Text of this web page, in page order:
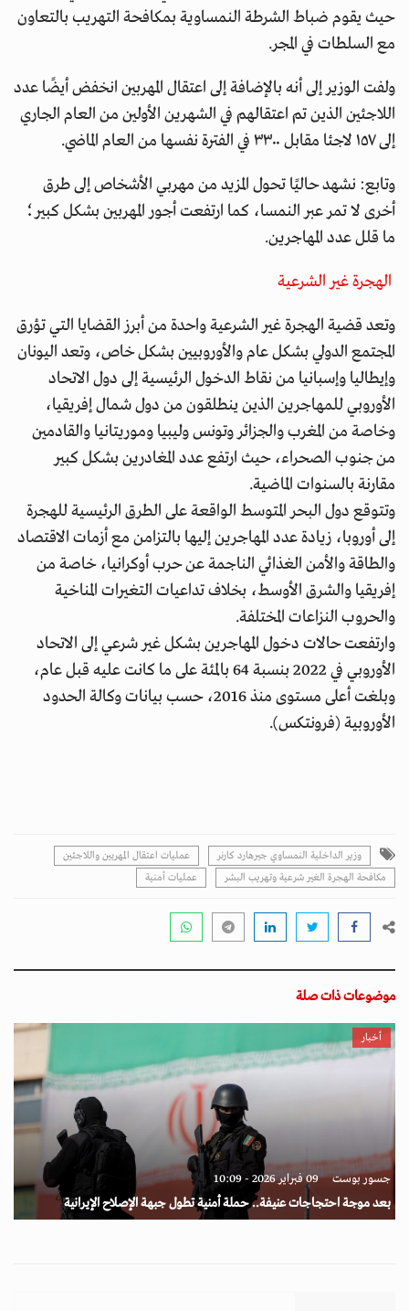
حيث يقوم ضباط الشرطة النمساوية بمكافحة التهريب بالتعاون
مع السلطات في المجر.
ولفت الوزير إلى أنه بالإضافة إلى اعتقال المهربين انخفض أيضًا عدد
اللاجئين الذين تم اعتقالهم في الشهرين الأولين من العام الجاري
إلى ١٥٧ لاجئا مقابل ٣٣٠٠ في الفترة نفسها من العام الماضي.
وتابع: نشهد حاليًا تحول المزيد من مهربي الأشخاص إلى طرق
أخرى لا تمر عبر النمسا، كما ارتفعت أجور المهربين بشكل كبير؛
ما قلل عدد المهاجرين.
الهجرة غير الشرعية
وتعد قضية الهجرة غير الشرعية واحدة من أبرز القضايا التي تؤرق
المجتمع الدولي بشكل عام والأوروبيين بشكل خاص، وتعد اليونان
وإيطاليا وإسبانيا من نقاط الدخول الرئيسية إلى دول الاتحاد
الأوروبي للمهاجرين الذين ينطلقون من دول شمال إفريقيا،
وخاصة من المغرب والجزائر وتونس وليبيا وموريتانيا والقادمين
من جنوب الصحراء، حيث ارتفع عدد المغادرين بشكل كبير
مقارنة بالسنوات الماضية.
وتتوقع دول البحر المتوسط الواقعة على الطرق الرئيسية للهجرة
إلى أوروبا، زيادة عدد المهاجرين إليها بالتزامن مع أزمات الاقتصاد
والطاقة والأمن الغذائي الناجمة عن حرب أوكرانيا، خاصة من
إفريقيا والشرق الأوسط، بخلاف تداعيات التغيرات المناخية
والحروب النزاعات المختلفة.
وارتفعت حالات دخول المهاجرين بشكل غير شرعي إلى الاتحاد
الأوروبي في 2022 بنسبة 64 بالمئة على ما كانت عليه قبل عام،
وبلغت أعلى مستوى منذ 2016، حسب بيانات وكالة الحدود
الأوروبية (فرونتكس).
وزير الداخلية النمساوي جيرهارد كارنر
عمليات اعتقال المهربين واللاجئين
مكافحة الهجرة الغير شرعية وتهريب البشر
عمليات أمنية
موضوعات ذات صلة
أخبار
جسور بوست 09 فبراير 2026 - 10:09
بعد موجة احتجاجات عنيفة.. حملة أمنية تطول جبهة الإصلاح الإيرانية